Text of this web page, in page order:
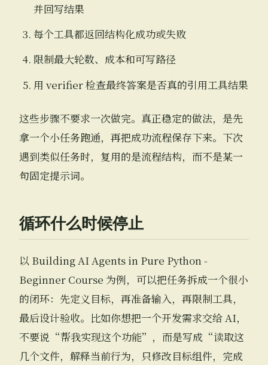
并回写结果
每个工具都返回结构化成功或失败
限制最大轮数、成本和可写路径
用 verifier 检查最终答案是否真的引用工具结果
这些步骤不要求一次做完。真正稳定的做法，是先
拿一个小任务跑通，再把成功流程保存下来。下次
遇到类似任务时，复用的是流程结构，而不是某一
句固定提示词。
循环什么时候停止
以 Building AI Agents in Pure Python -
Beginner Course 为例，可以把任务拆成一个很小
的闭环：先定义目标，再准备输入，再限制工具，
最后设计验收。比如你想把一个开发需求交给 AI，
不要说“帮我实现这个功能”，而是写成“读取这
几个文件，解释当前行为，只修改目标组件，完成